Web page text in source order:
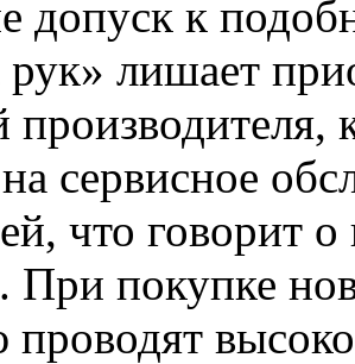
к
рук» лишает
производителя,
сервисное
что говорит о
При покупке
проводят